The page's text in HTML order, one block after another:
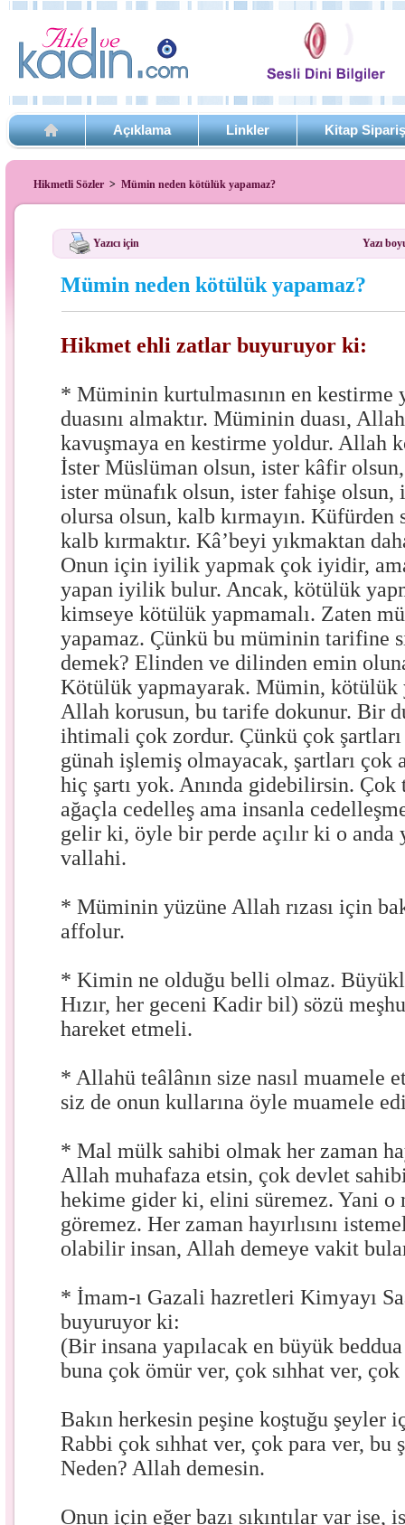
Açıklama Linkler Kitap
Hikmetli Sözler > Mümin neden kötülük yapamaz?
Yazıcı için Yazı
Mümin neden kötülük yapamaz?
Hikmet ehli zatlar buyuruyor ki:
* Müminin kurtulmasının en
duasını almaktır. Müminin duası,
kavuşmaya en kestirme yoldur. Allah
İster Müslüman olsun, ister kâfir
ister münafık olsun, ister fahişe olsun,
olursa olsun, kalb kırmayın. Küfürden
kalb kırmaktır. Kâ’beyi yıkmaktan
Onun için iyilik yapmak çok iyidir,
yapan iyilik bulur. Ancak, kötülük
kimseye kötülük yapmamalı. Zaten
yapamaz. Çünkü bu müminin tarifine
demek? Elinden ve dilinden emin
Kötülük yapmayarak. Mümin, kötülük
Allah korusun, bu tarife dokunur. Bir
ihtimali çok zordur. Çünkü çok
günah işlemiş olmayacak, şartları çok
hiç şartı yok. Anında gidebilirsin.
ağaçla cedelleş ama insanla
gelir ki, öyle bir perde açılır ki o anda
vallahi.
* Müminin yüzüne Allah rızası için
affolur.
* Kimin ne olduğu belli olmaz.
Hızır, her geceni Kadir bil) sözü
hareket etmeli.
* Allahü teâlânın size nasıl muamele
siz de onun kullarına öyle muamele
* Mal mülk sahibi olmak her zaman
Allah muhafaza etsin, çok devlet
hekime gider ki, elini süremez. Yani o
göremez. Her zaman hayırlısını
olabilir insan, Allah demeye vakit
* İmam-ı Gazali hazretleri Kimyayı
buyuruyor ki:
(Bir insana yapılacak en büyük
buna çok ömür ver, çok sıhhat ver,
Bakın herkesin peşine koştuğu şeyler
Rabbi çok sıhhat ver, çok para ver, bu
Neden? Allah demesin.
Onun için eğer bazı sıkıntılar var ise,